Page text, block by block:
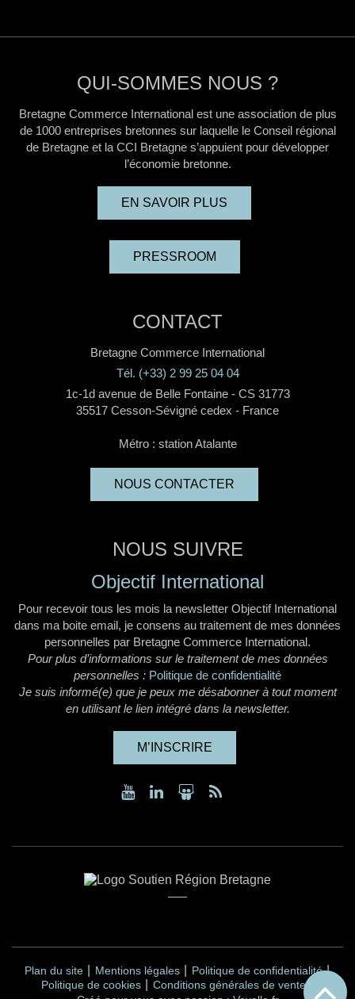
QUI-SOMMES NOUS ?
Bretagne Commerce International est une association de plus
de 1000 entreprises bretonnes sur laquelle le Conseil régional
de Bretagne et la CCI Bretagne s’appuient pour développer
l’économie bretonne.
EN SAVOIR PLUS
PRESSROOM
CONTACT
Bretagne Commerce International
Tél. (+33) 2 99 25 04 04
1c-1d avenue de Belle Fontaine - CS 31773
35517 Cesson-Sévigné cedex - France
Métro : station Atalante
NOUS CONTACTER
NOUS SUIVRE
Objectif International
Pour recevoir tous les mois la newsletter Objectif International
dans ma boite email, je consens au traitement de mes données
personnelles par Bretagne Commerce International.
Pour plus d’informations sur le traitement de mes données
personnelles : Politique de confidentialité
Je suis informé(e) que je peux me désabonner à tout moment
en utilisant le lien intégré dans la newsletter.
M’INSCRIRE
Plan du site Mentions légales
Politique de confidentialité
Politique de cookies
Conditions générales de vente